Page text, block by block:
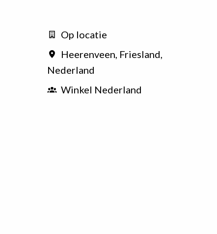
Op locatie
Heerenveen, Friesland,
Nederland
Winkel Nederland